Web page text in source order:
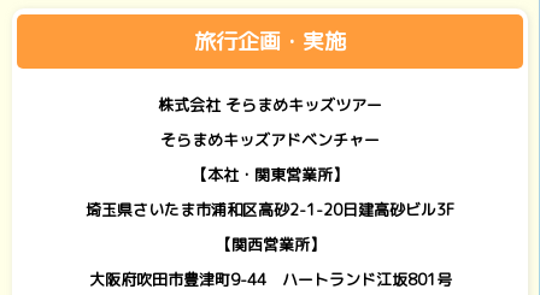
旅行企画・実施
株式会社 そらまめキッズツアー
そらまめキッズアドベンチャー
【本社・関東営業所】
埼玉県さいたま市浦和区高砂2-1-20日建高砂ビル3F
【関西営業所】
大阪府吹田市豊津町9-44 ハートランド江坂801号